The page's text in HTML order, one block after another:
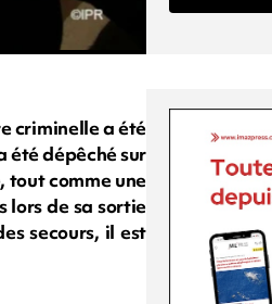
criminelle a été
été dépêché sur
tout comme une
lors de sa sortie
secours, il est